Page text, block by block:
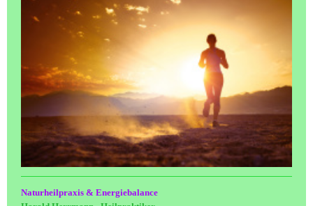
Naturheilpraxis & Energiebalance